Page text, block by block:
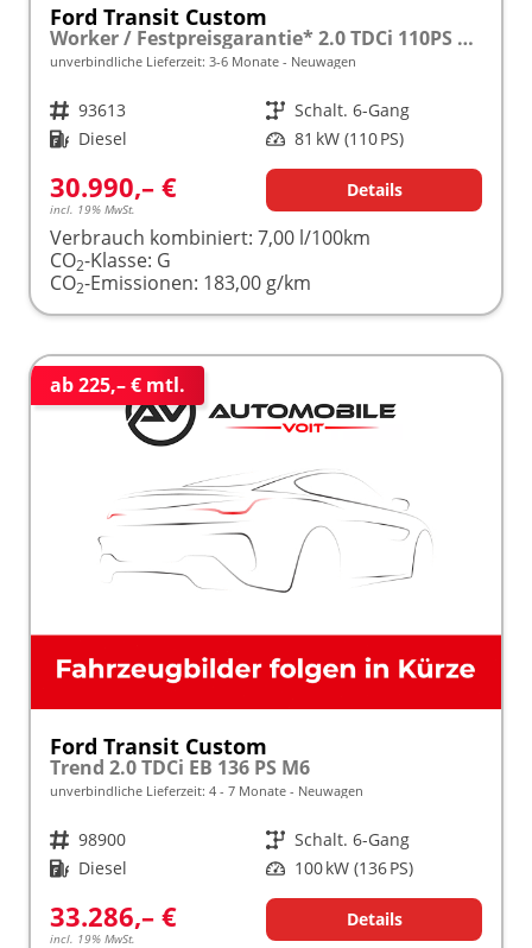
Ford Transit Custom
Worker / Festpreisgarantie* 2.0 TDCi 110PS 5 J. Garantie 200.000 km frei konfigurierbar!
unverbindliche Lieferzeit: 3-6 Monate Neuwagen
Fahrzeugnr. 93613 Getriebe Schalt. 6-Gang
Kraftstoff Diesel Leistung 81 kW (110 PS)
30.990,– €
incl. 19% MwSt.
Details
Verbrauch kombiniert: 7,00 l/100km
CO2-Klasse: G
CO2-Emissionen: 183,00 g/km
ab 225,– € mtl.
Ford Transit Custom
Trend 2.0 TDCi EB 136 PS M6
unverbindliche Lieferzeit: 4 - 7 Monate Neuwagen
Fahrzeugnr. 98900 Getriebe Schalt. 6-Gang
Kraftstoff Diesel Leistung 100 kW (136 PS)
33.286,– €
incl. 19% MwSt.
Details